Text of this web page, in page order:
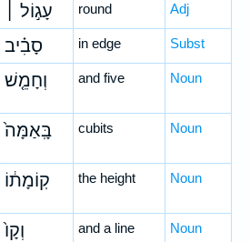
עָג֣וֹל ׀ round Adj
סָבִ֗יב in edge Subst
וְחָמֵ֤שׁ and five Noun
בָּֽאַמָּה֙ cubits Noun
קֽוֹמָת֔וֹ the height Noun
וְקָו֙ and a line Noun